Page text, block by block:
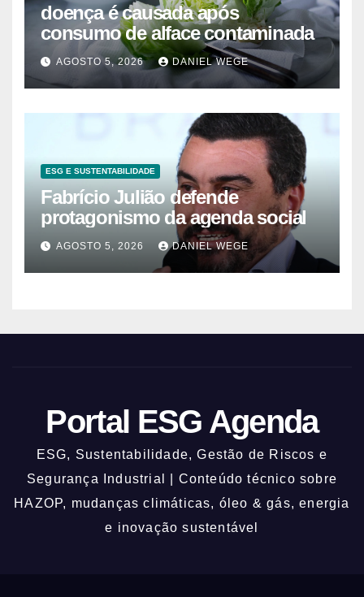
doença é causada após
consumo de alface contaminada
AGOSTO 5, 2026 DANIEL WEGE
ESG E SUSTENTABILIDADE
Fabrício Julião defende
protagonismo da agenda social
AGOSTO 5, 2026 DANIEL WEGE
Portal ESG Agenda
ESG, Sustentabilidade, Gestão de Riscos e
Segurança Industrial | Conteúdo técnico sobre
HAZOP, mudanças climáticas, óleo & gás, energia
e inovação sustentável